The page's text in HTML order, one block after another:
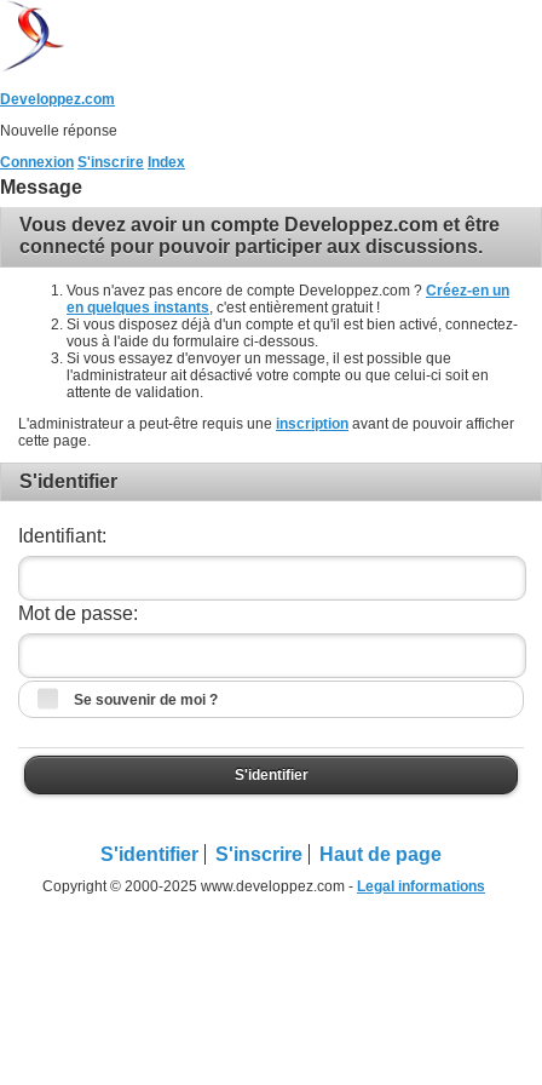
Developpez.com
Nouvelle réponse
Connexion S'inscrire Index
Message
Vous devez avoir un compte Developpez.com et être
connecté pour pouvoir participer aux discussions.
Vous n'avez pas encore de compte Developpez.com ? Créez-en un
en quelques instants , c'est entièrement gratuit !
Si vous disposez déjà d'un compte et qu'il est bien activé, connectez-
vous à l'aide du formulaire ci-dessous.
Si vous essayez d'envoyer un message, il est possible que
l'administrateur ait désactivé votre compte ou que celui-ci soit en
attente de validation.
L'administrateur a peut-être requis une inscription avant de pouvoir afficher
cette page.
S'identifier
Identifiant:
Mot de passe:
Se souvenir de moi ?
S'identifier
S'identifier S'inscrire Haut de page
Copyright © 2000-2025 www.developpez.com - Legal informations